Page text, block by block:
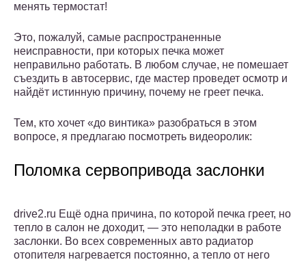
менять термостат!
Это, пожалуй, самые распространенные
неисправности, при которых печка может
неправильно работать. В любом случае, не помешает
съездить в автосервис, где мастер проведет осмотр и
найдёт истинную причину, почему не греет печка.
Тем, кто хочет «до винтика» разобраться в этом
вопросе, я предлагаю посмотреть видеоролик:
Поломка сервопривода заслонки
drive2.ru Ещё одна причина, по которой печка греет, но
тепло в салон не доходит, — это неполадки в работе
заслонки. Во всех современных авто радиатор
отопителя нагревается постоянно, а тепло от него